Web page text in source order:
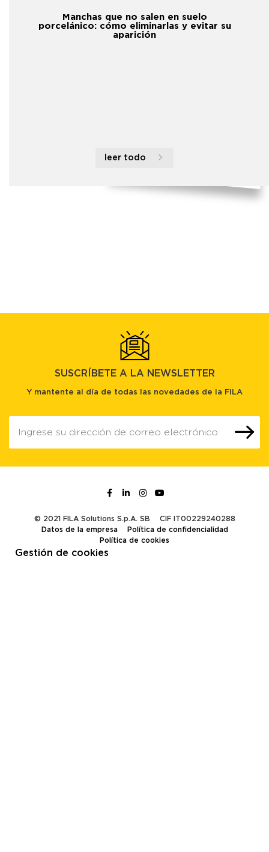
Manchas que no salen en suelo
porcelánico: cómo eliminarlas y evitar su
aparición
leer todo
SUSCRÍBETE A LA NEWSLETTER
Y mantente al día de todas las novedades de la FILA
© 2021 FILA Solutions S.p.A. SB
CIF IT00229240288
Datos de la empresa
Política de confidencialidad
Política de cookies
Gestión de cookies